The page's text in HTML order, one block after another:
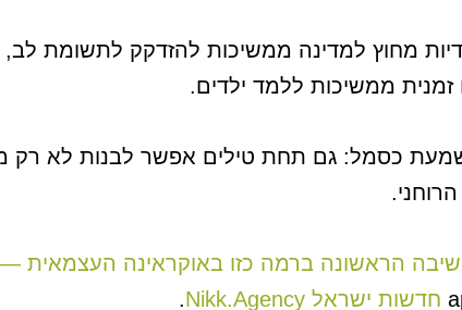
מחוץ למדינה ממשיכות להזדקק לתשומת לב,
זמנית ממשיכות ללמד ילדים.
נשמעת כסמל: גם תחת טילים אפשר לבנות לא
הראשונה ברמה כזו באוקראינה העצמאית —
.